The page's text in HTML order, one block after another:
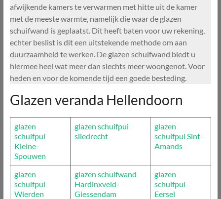
afwijkende kamers te verwarmen met hitte uit de kamer
met de meeste warmte, namelijk die waar de glazen
schuifwand is geplaatst. Dit heeft baten voor uw rekening,
echter beslist is dit een uitstekende methode om aan
duurzaamheid te werken. De glazen schuifwand biedt u
hiermee heel wat meer dan slechts meer woongenot. Voor
heden en voor de komende tijd een goede besteding.
Glazen veranda Hellendoorn
glazen
schuifpui
Kleine-
Spouwen
glazen schuifpui
sliedrecht
glazen
schuifpui Sint-
Amands
glazen
schuifpui
Wierden
glazen schuifwand
Hardinxveld-
Giessendam
glazen
schuifpui
Eersel